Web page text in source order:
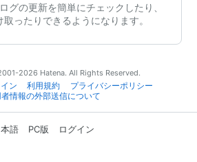
グの更新を簡単にチェックしたり、
ったりできるようになります。
2026 Hatena. All Rights Reserved.
ン 利用規約
プライバシーポリシー
情報の外部送信について
語 PC版 ログイン